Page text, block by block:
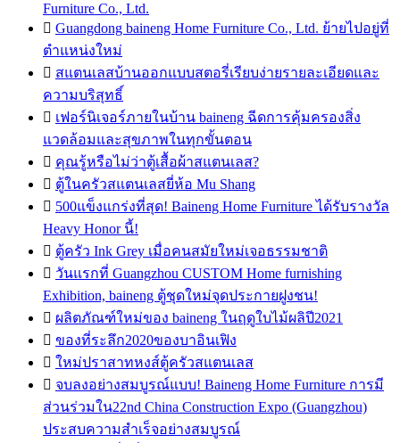
Furniture Co., Ltd.
 Guangdong baineng Home Furniture Co., Ltd. ย้ายไปอยู่ที่
ตำแหน่งใหม่
 สแตนเลสบ้านออกแบบสตอรี่เรียบง่ายรายละเอียดและ
ความบริสุทธิ์
 เฟอร์นิเจอร์ภายในบ้าน baineng ฉีดการคุ้มครองสิ่ง
แวดล้อมและสุขภาพในทุกขั้นตอน
 คุณรู้หรือไม่ว่าตู้เสื้อผ้าสแตนเลส?
 ตู้ในครัวสแตนเลสยี่ห้อ Mu Shang
 500แข็งแกร่งที่สุด! Baineng Home Furniture ได้รับรางวัล
Heavy Honor นี้!
 ตู้ครัว Ink Grey เมื่อคนสมัยใหม่เจอธรรมชาติ
 วันแรกที่ Guangzhou CUSTOM Home furnishing
Exhibition, baineng ตู้ชุดใหม่จุดประกายฝูงชน!
 ผลิตภัณฑ์ใหม่ของ baineng ในฤดูใบไม้ผลิปี2021
 ของที่ระลึก2020ของบาอินเฟิง
 ใหม่ปราสาทหงส์ตู้ครัวสแตนเลส
 จบลงอย่างสมบูรณ์แบบ! Baineng Home Furniture การมี
ส่วนร่วมใน22nd China Construction Expo (Guangzhou)
ประสบความสำเร็จอย่างสมบูรณ์